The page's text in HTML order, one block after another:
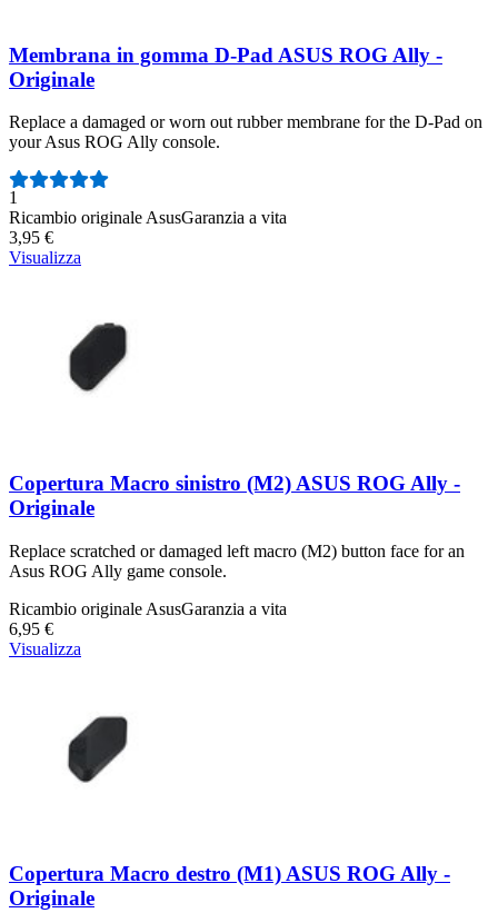
Membrana in gomma D-Pad ASUS ROG Ally -
Originale
Replace a damaged or worn out rubber membrane for the D-Pad on
your Asus ROG Ally console.
Numero di recensioni:
1
Ricambio originale AsusGaranzia a vita
3,95 €
Visualizza
Copertura Macro sinistro (M2) ASUS ROG Ally -
Originale
Replace scratched or damaged left macro (M2) button face for an
Asus ROG Ally game console.
Ricambio originale AsusGaranzia a vita
6,95 €
Visualizza
Copertura Macro destro (M1) ASUS ROG Ally -
Originale